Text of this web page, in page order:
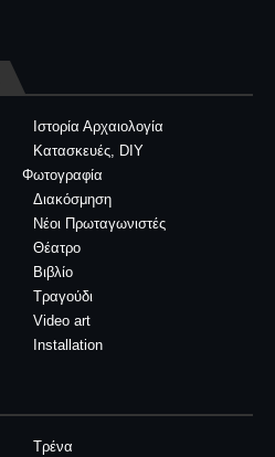
Ιστορία Αρχαιολογία
Κατασκευές, DIY
Φωτογραφία
Διακόσμηση
Νέοι Πρωταγωνιστές
Θέατρο
Βιβλίο
Τραγούδι
Video art
Installation
Τρένα